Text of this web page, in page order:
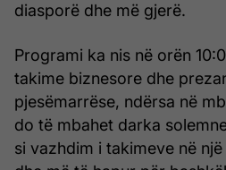
diasporë dhe më gjerë.
Programi ka nis në orën
takime biznesore dhe
pjesëmarrëse, ndërsa në
do të mbahet darka
si vazhdim i takimeve në